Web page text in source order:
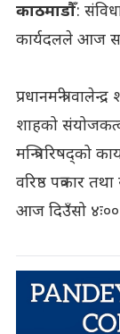
काठमाडौँ:
कार्यदलले आज
प्रधानमन्त्री
शाहको
मन्त्रिपरिषद्को
वरिष्ठ पत्रकार
आज दिउँसो